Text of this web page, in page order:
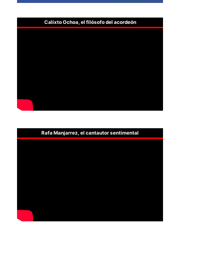
Calixto Ochoa, el filósofo del acordeón
Rafa Manjarrez, el cantautor sentimental